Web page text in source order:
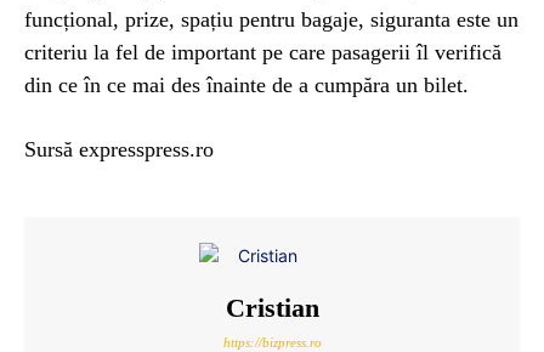
funcțional, prize, spațiu pentru bagaje, siguranta este un
criteriu la fel de important pe care pasagerii îl verifică
din ce în ce mai des înainte de a cumpăra un bilet.
Sursă expresspress.ro
Cristian
https://bizpress.ro